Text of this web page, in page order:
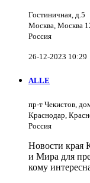
Гостиничная, д.5
Москва, Москва
Россия
26-12-2023 10:29
ALLE
пр-т Чекистов,
Краснодар,
Россия
Новости края
и Мира для
кому